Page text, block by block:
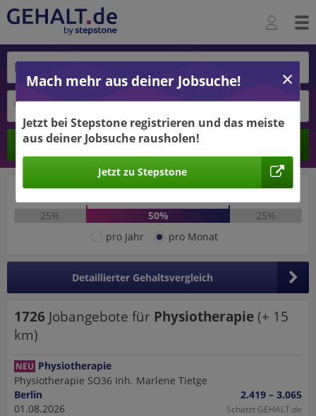
Ergebnisse verbessern -
jetzt Ort hinzufügen!
Berechnen
2.213 € 2.662 €
25% 50%
25%
pro Jahr
pro Monat
Detaillierter Gehaltsvergleich
1726 Jobangebote für Physiotherapie (+ 15
km)
NEU Physiotherapie
Physiotherapie SO36 Inh. Marlene Tietge
Berlin
01.08.2026
2.419 – 3.065
Schätzt GEHALT.de
Mach mehr aus deiner Jobsuche!
Jetzt bei Stepstone registrieren und das meiste
aus deiner Jobsuche rausholen!
Jetzt zu Stepstone